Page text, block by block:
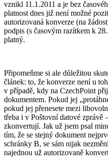
vznikl 11.1.2011 a je bez
platnost dnes již není možné
autorizovaná konverze (na
podpis (s časovým razítkem k
platný.
Připomeňme si ale důležitou
článek: to, že konverze není u
v případě, kdy na CzechPoint
dokumentem. Pokud jej
pokud jej přenesete mezi
třeba i v Poštovní datové zprávě
zkonvertují. Jak už jsem psal
tím, že se stejný dokument
schránky B, se sám nijak
najednou už autorizovaně